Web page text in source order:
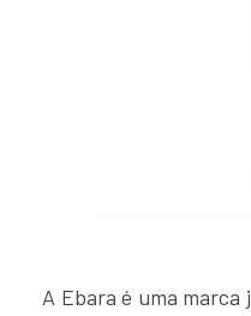
A Ebara é uma marca